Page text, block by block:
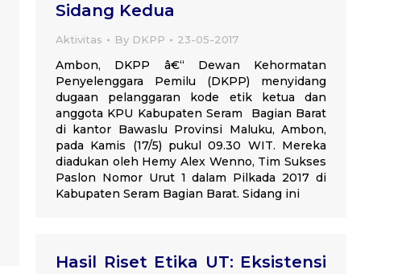
Sidang Kedua
Aktivitas By DKPP 23-05-2017
Ambon, DKPP â€“ Dewan Kehormatan
Penyelenggara Pemilu (DKPP) menyidang
dugaan pelanggaran kode etik ketua dan
anggota KPU Kabupaten Seram Bagian Barat
di kantor Bawaslu Provinsi Maluku, Ambon,
pada Kamis (17/5) pukul 09.30 WIT. Mereka
diadukan oleh Hemy Alex Wenno, Tim Sukses
Paslon Nomor Urut 1 dalam Pilkada 2017 di
Kabupaten Seram Bagian Barat. Sidang ini
Hasil Riset Etika UT: Eksistensi